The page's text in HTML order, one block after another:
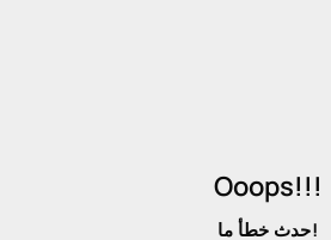
Ooops!!!
حدث خطأ ما!